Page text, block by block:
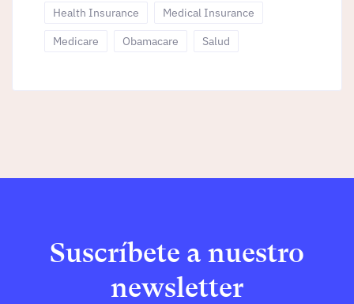
Health Insurance
Medical Insurance
Medicare
Obamacare Salud
Suscríbete a nuestro
newsletter